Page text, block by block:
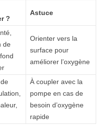
?
Astuce
de
Orienter vers la
surface pour
améliorer l’oxygène
À coupler avec la
pompe en cas de
besoin d’oxygène
rapide